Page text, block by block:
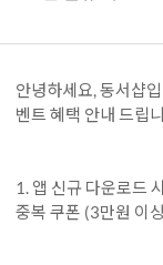
안녕하세요, 동서샵
벤트 혜택 안내 드립
1. 앱 신규 다운로드
중복 쿠폰 (3만원 이